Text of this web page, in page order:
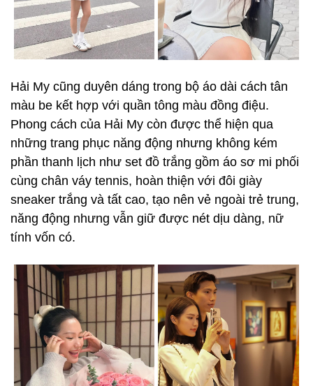
Hải My cũng duyên dáng trong bộ áo dài cách tân
màu be kết hợp với quần tông màu đồng điệu.
Phong cách của Hải My còn được thể hiện qua
những trang phục năng động nhưng không kém
phần thanh lịch như set đồ trắng gồm áo sơ mi phối
cùng chân váy tennis, hoàn thiện với đôi giày
sneaker trắng và tất cao, tạo nên vẻ ngoài trẻ trung,
năng động nhưng vẫn giữ được nét dịu dàng, nữ
tính vốn có.